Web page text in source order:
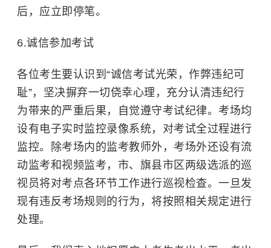
后，应立即停笔。
6.诚信参加考试
各位考生要认识到“诚信考试光荣，作弊违纪可
耻”，坚决摒弃一切侥幸心理，充分认清违纪行
为带来的严重后果，自觉遵守考试纪律。考场均
设有电子实时监控录像系统，对考试全过程进行
监控。除考场内的监考教师外，考场外还设有流
动监考和视频监考，市、旗县市区两级选派的巡
视员将对考点各环节工作进行巡视检查。一旦发
现有违反考场规则的行为，将按照相关规定进行
处理。